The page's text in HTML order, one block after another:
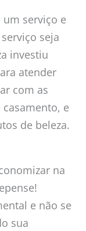
serviço e
seja
investiu
atender
com as
e
de beleza.
na
e não se
sua